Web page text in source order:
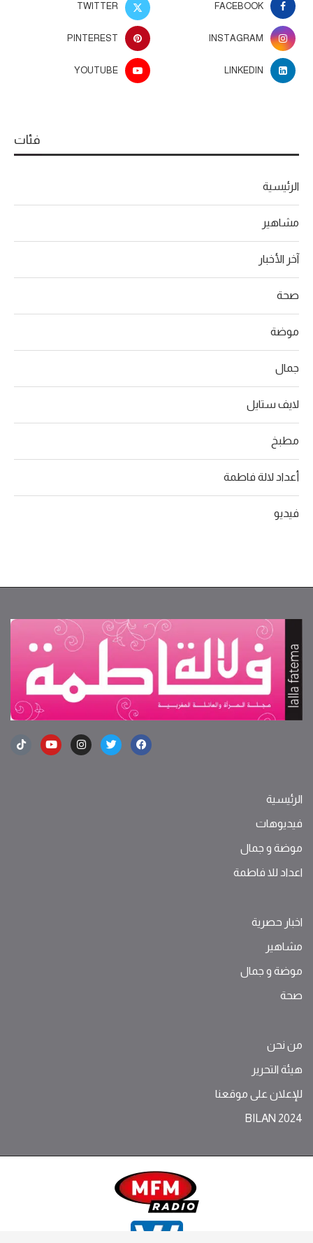
FACEBOOK
TWITTER
INSTAGRAM
PINTEREST
LINKEDIN
YOUTUBE
فئات
الرئيسية
مشاهير
آخر الأخبار
صحة
موضة
جمال
لايف ستايل
مطبخ
أعداد لالة فاطمة
فيديو
الرئيسية
فيديوهات
موضة ‫و‬ ‫‬‫جمال‬
اعداد للا فاطمة
اخبار حصرية
مشاهير
موضة ‫و‬ ‫‬‫جمال‬
صحة
من نحن
هيئة التحرير
للإعلان على موقعنا
BILAN 2024